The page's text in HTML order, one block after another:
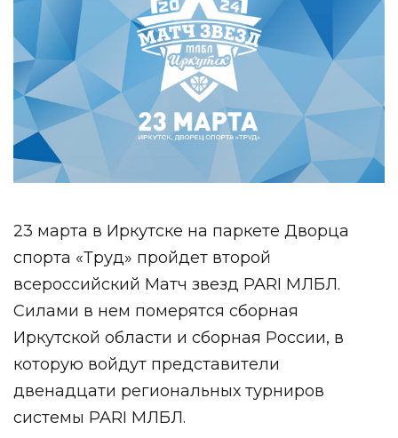
23 марта в Иркутске на паркете Дворца
спорта «Труд» пройдет второй
всероссийский Матч звезд PARI МЛБЛ.
Силами в нем померятся сборная
Иркутской области и сборная России, в
которую войдут представители
двенадцати региональных турниров
системы PARI МЛБЛ.